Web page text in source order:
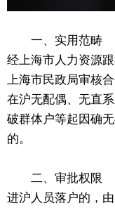
一、实用范畴
经上海市人力资源
上海市民政局审核
在沪无配偶、无直
破群体户等起因确
的。
二、审批权限
进沪人员落户的，